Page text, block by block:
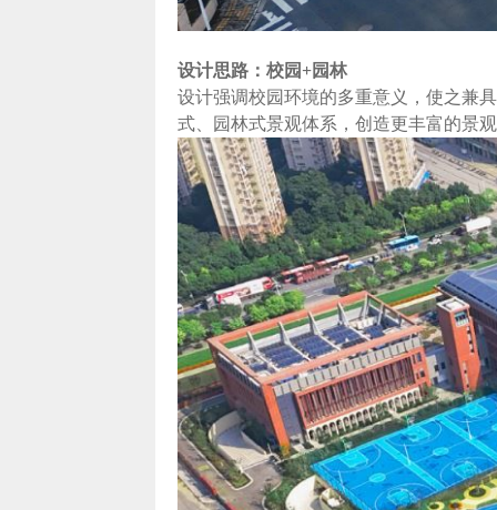
设计思路： 校园+园林
设计强调校园环境的多重意义，使之兼
式、园林式景观体系，创造更丰富的景